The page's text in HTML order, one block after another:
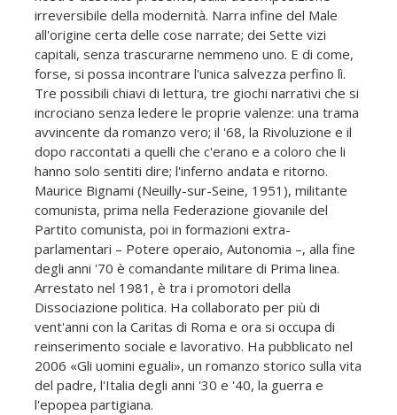
irreversibile della modernità. Narra infine del Male
all'origine certa delle cose narrate; dei Sette vizi
capitali, senza trascurarne nemmeno uno. E di come,
forse, si possa incontrare l'unica salvezza perfino lì.
Tre possibili chiavi di lettura, tre giochi narrativi che si
incrociano senza ledere le proprie valenze: una trama
avvincente da romanzo vero; il '68, la Rivoluzione e il
dopo raccontati a quelli che c'erano e a coloro che li
hanno solo sentiti dire; l'inferno andata e ritorno.
Maurice Bignami (Neuilly-sur-Seine, 1951), militante
comunista, prima nella Federazione giovanile del
Partito comunista, poi in formazioni extra-
parlamentari – Potere operaio, Autonomia –, alla fine
degli anni '70 è comandante militare di Prima linea.
Arrestato nel 1981, è tra i promotori della
Dissociazione politica. Ha collaborato per più di
vent'anni con la Caritas di Roma e ora si occupa di
reinserimento sociale e lavorativo. Ha pubblicato nel
2006 «Gli uomini eguali», un romanzo storico sulla vita
del padre, l'Italia degli anni '30 e '40, la guerra e
l'epopea partigiana.